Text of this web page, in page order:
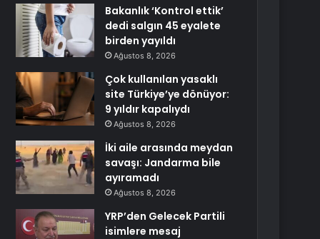
Bakanlık ‘Kontrol ettik’
dedi salgın 45 eyalete
birden yayıldı
Ağustos 8, 2026
Çok kullanılan yasaklı
site Türkiye’ye dönüyor:
9 yıldır kapalıydı
Ağustos 8, 2026
İki aile arasında meydan
savaşı: Jandarma bile
ayıramadı
Ağustos 8, 2026
YRP’den Gelecek Partili
isimlere mesaj